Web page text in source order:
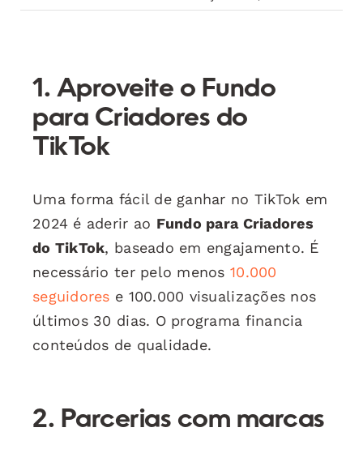
1. Aproveite o Fundo
para Criadores do
TikTok
Uma forma fácil de ganhar no TikTok em
2024 é aderir ao Fundo para Criadores
do TikTok, baseado em engajamento. É
necessário ter pelo menos10.000
seguidores e 100.000 visualizações nos
últimos 30 dias. O programa financia
conteúdos de qualidade.
2. Parcerias com marcas